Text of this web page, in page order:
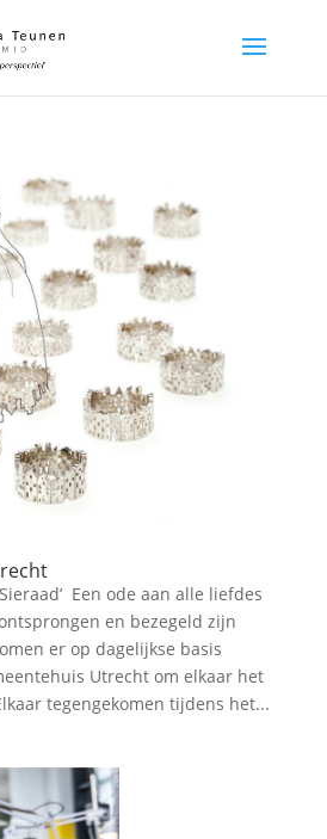
Een ode aan alle liefdes
en bezegeld zijn
er op dagelijkse basis
Utrecht om elkaar het
tegengekomen tijdens het...